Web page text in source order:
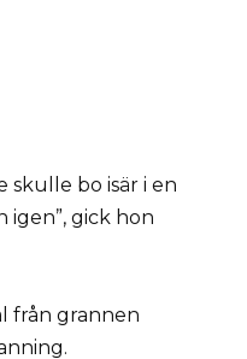
skulle bo isär i en
igen”, gick hon
från grannen